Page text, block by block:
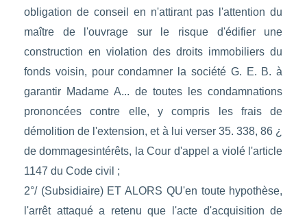
obligation de conseil en n'attirant pas l'attention du
maître de l'ouvrage sur le risque d'édifier une
construction en violation des droits immobiliers du
fonds voisin, pour condamner la société G. E. B. à
garantir Madame A... de toutes les condamnations
prononcées contre elle, y compris les frais de
démolition de l'extension, et à lui verser 35. 338, 86 ¿
de dommagesintérêts, la Cour d'appel a violé l'article
1147 du Code civil ;
2°/ (Subsidiaire) ET ALORS QU'en toute hypothèse,
l'arrêt attaqué a retenu que l'acte d'acquisition de